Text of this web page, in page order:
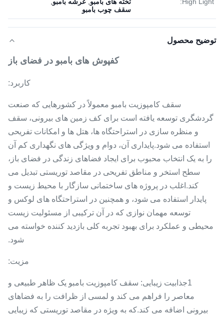
سقف چوب بامبو
توضیح محصول
کفپوش های بامبو در فضای باز
کاربرد:
سقف کامپوزیت بامبو معمولاً در کشورهایی که صنعت
گردشگری توسعه یافته است برای کف زمین های بیرونی، سقف
و منظره سازی در استراحتگاه ها، هتل ها و امکانات تفریحی
استفاده می شود.پایداری آن، دوام و ویژگی های نگهداری کم آن
را به یک انتخاب محبوب برای ایجاد فضاهای زندگی در فضای باز،
سطح استخر و مناطق تفریحی در مقاصد توریستی تبدیل می
کند.اغلب در پروژه های ساختمانی سازگار با محیط زیست و
پایدار استفاده می شود، و همچنین در استراحتگاه های لوکس و
توسعه مهمان نوازی که در آن ترکیبی از مسئولیت زیست
محیطی و عملکرد برای بهبود تجربه کلی بازدید کننده خواسته می
شود.
مزیت:
1جذابیت زیبایی: سقف کامپوزیت بامبو یک ظاهر طبیعی و
معاصر را فراهم می کند و لمسی از ظرافت را به فضاهای
بیرونی اضافه می کند.که به ویژه در مقاصد توریستی که زیبایی